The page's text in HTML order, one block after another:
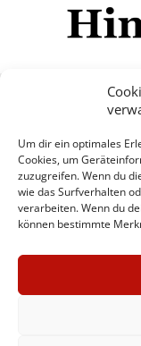
Um dir ein optimales
Cookies, um
zuzugreifen. Wenn du
wie das Surfverhalten
verarbeiten. Wenn du
können bestimmte
©
Zum